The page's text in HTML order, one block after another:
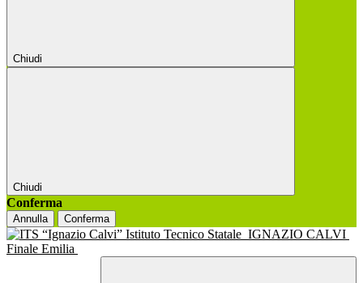
Chiudi
Chiudi
Conferma
Annulla Conferma
Istituto Tecnico Statale IGNAZIO CALVI
Finale Emilia